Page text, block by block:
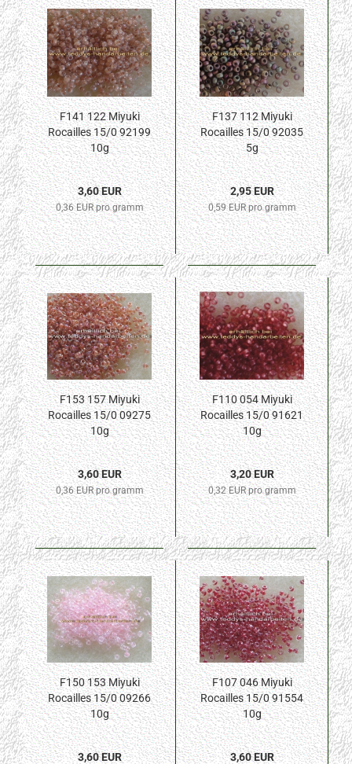
F141 122 Miyuki
Rocailles 15/0 92199
10g
3,60 EUR
0,36 EUR pro gramm
F137 112 Miyuki
Rocailles 15/0 92035
5g
2,95 EUR
0,59 EUR pro gramm
F153 157 Miyuki
Rocailles 15/0 09275
10g
3,60 EUR
0,36 EUR pro gramm
F110 054 Miyuki
Rocailles 15/0 91621
10g
3,20 EUR
0,32 EUR pro gramm
F150 153 Miyuki
Rocailles 15/0 09266
10g
3,60 EUR
F107 046 Miyuki
Rocailles 15/0 91554
10g
3,60 EUR